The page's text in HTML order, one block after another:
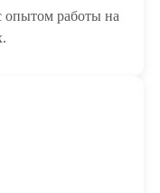
опытом работы на